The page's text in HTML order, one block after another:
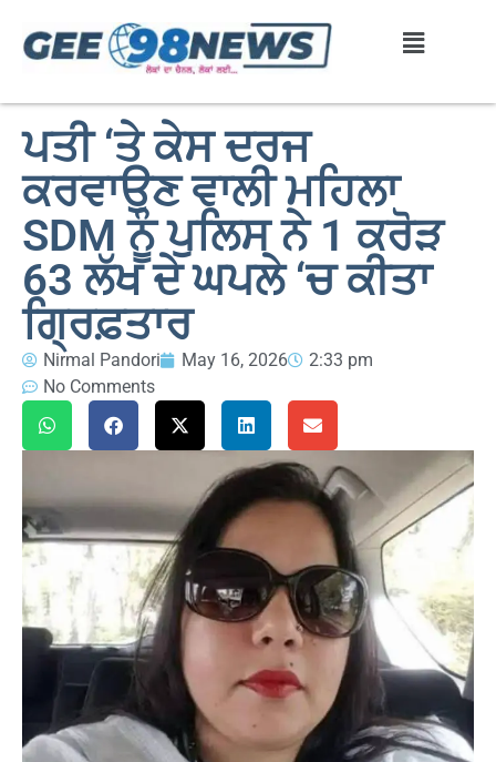
ਪਤੀ ‘ਤੇ ਕੇਸ ਦਰਜ
ਕਰਵਾਉਣ ਵਾਲੀ ਮਹਿਲਾ
SDM ਨੂੰ ਪੁਲਿਸ ਨੇ 1 ਕਰੋੜ
63 ਲੱਖ ਦੇ ਘਪਲੇ ‘ਚ ਕੀਤਾ
ਗ੍ਰਿਫ਼ਤਾਰ
Nirmal Pandori May 16, 2026
2:33 pm
No Comments